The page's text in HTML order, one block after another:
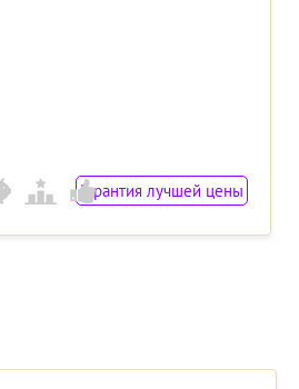
Гарантия лучшей цены